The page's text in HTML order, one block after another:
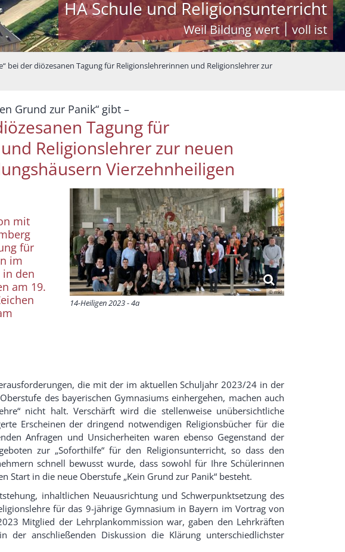
HA Schule und Religionsunterricht
Weil Bildung wert ׀ voll ist
bei der diözesanen Tagung für Religionslehrerinnen und Religionslehrer zur
Grund zur Panik“ gibt –:
Tagung für
Religionslehrer zur neuen
Vierzehnheiligen
© mkl
14-Heiligen 2023 - 4a
mit
für
im
in den
am 19.
die mit der im aktuellen Schuljahr 2023/24 in der
des bayerischen Gymnasiums einhergehen, machen auch
nicht halt. Verschärft wird die stellenweise unübersichtliche
Erscheinen der dringend notwendigen Religionsbücher für die
Anfragen und Unsicherheiten waren ebenso Gegenstand der
zur „Soforthilfe“ für den Religionsunterricht, so dass den
schnell bewusst wurde, dass sowohl für Ihre Schülerinnen
Start in die neue Oberstufe „Kein Grund zur Panik“ besteht.
inhaltlichen Neuausrichtung und Schwerpunktsetzung des
für das 9-jährige Gymnasium in Bayern im Vortrag von
Mitglied der Lehrplankommission war, gaben den Lehrkräften
der anschließenden Diskussion die Klärung unterschiedlichster